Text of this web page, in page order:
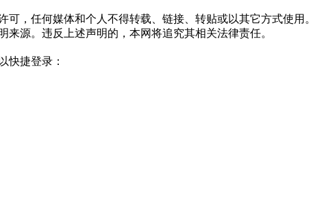
可，任何媒体和个人不得转载、链接、转贴或以其它方式使用。
来源。违反上述声明的，本网将追究其相关法律责任。
快捷登录：